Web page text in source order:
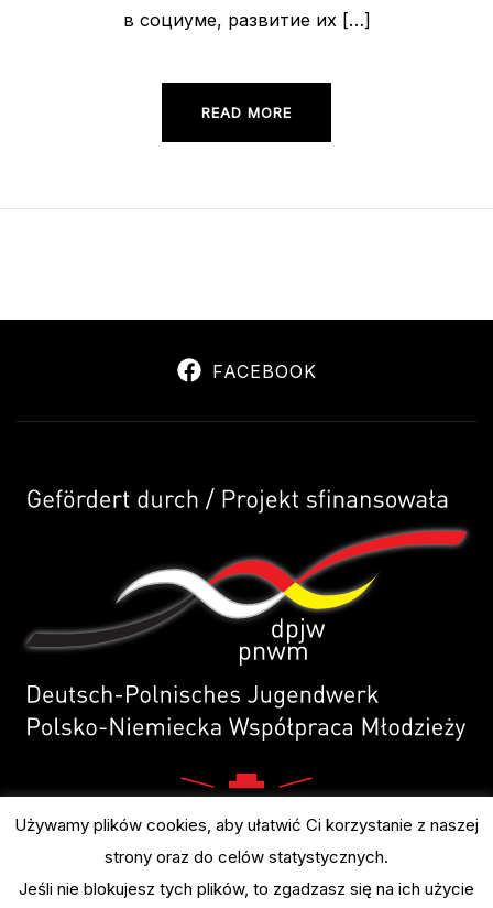
в социуме, развитие их […]
READ MORE
FACEBOOK
Używamy plików cookies, aby ułatwić Ci korzystanie z naszej
strony oraz do celów statystycznych.
Jeśli nie blokujesz tych plików, to zgadzasz się na ich użycie